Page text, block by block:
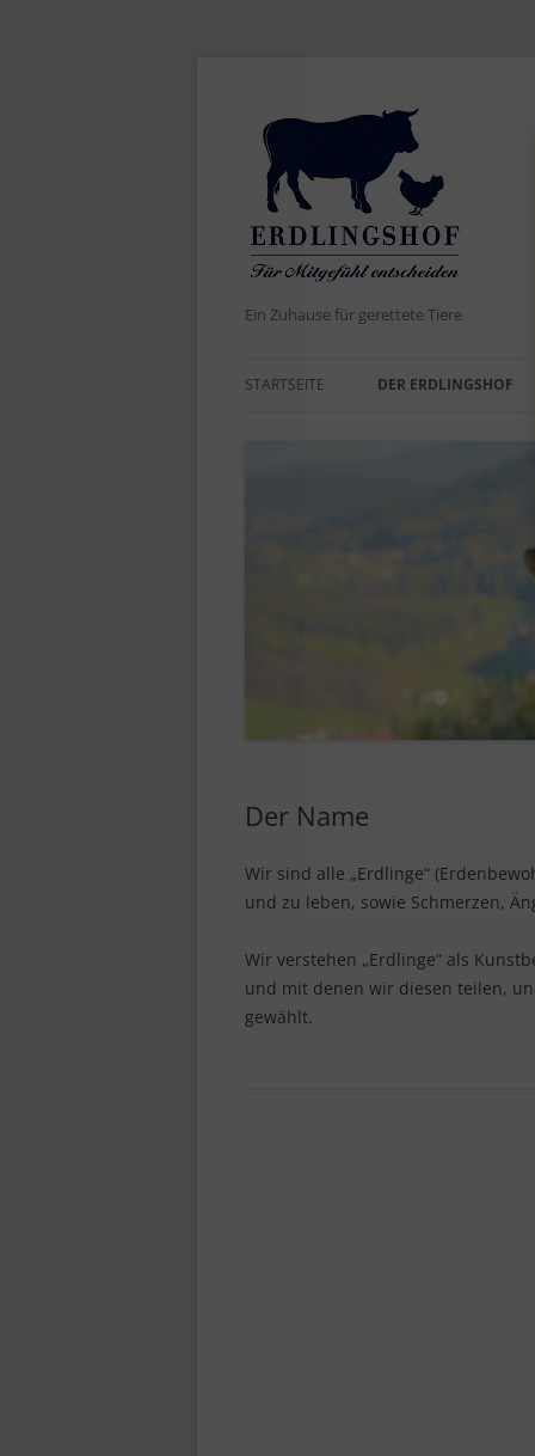
Ein Zuhause für gerettete Tiere
STARTSEITE DER ERDLINGSHOF
Der Name
Wir sind alle „Erdlinge“
und zu leben, sowie Schmerzen,
Wir verstehen „Erdlinge“ als
und mit denen wir diesen teilen,
gewählt.